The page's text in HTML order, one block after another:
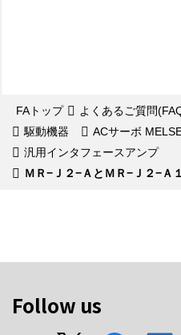
FAトップ よくあるご質問
駆動機器
ACサーボ
汎用インタフェースアンプ
ＭＲ−Ｊ２−ＡとＭＲ−Ｊ２−Ａ
Follow us